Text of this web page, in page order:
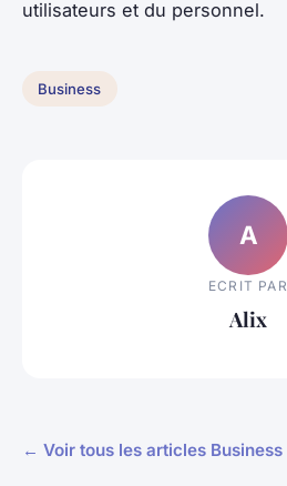
utilisateurs et du personnel.
Business
A
ECRIT PAR
Alix
← Voir tous les articles Business